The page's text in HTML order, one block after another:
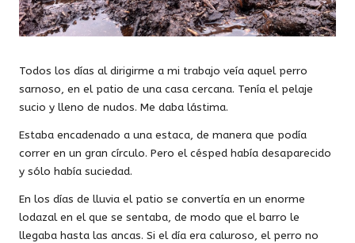
Todos los días al dirigirme a mi trabajo veía aquel perro
sarnoso, en el patio de una casa cercana. Tenía el pelaje
sucio y lleno de nudos. Me daba lástima.
Estaba encadenado a una estaca, de manera que podía
correr en un gran círculo. Pero el césped había desaparecido
y sólo había suciedad.
En los días de lluvia el patio se convertía en un enorme
lodazal en el que se sentaba, de modo que el barro le
llegaba hasta las ancas. Si el día era caluroso, el perro no